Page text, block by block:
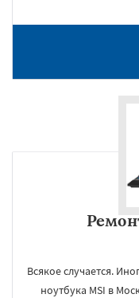
Всякое случается.
ноутбука MSI в